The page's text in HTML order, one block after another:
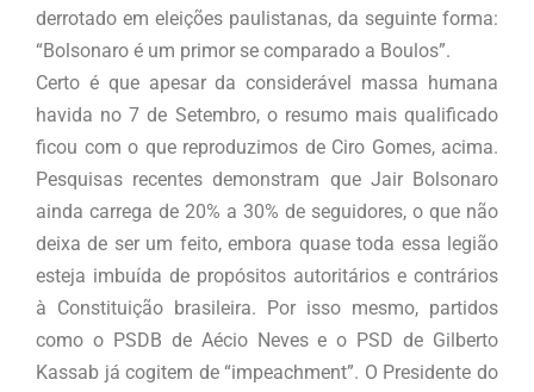
derrotado em eleições paulistanas, da seguinte forma:
“Bolsonaro é um primor se comparado a Boulos”.
Certo é que apesar da considerável massa humana
havida no 7 de Setembro, o resumo mais qualificado
ficou com o que reproduzimos de Ciro Gomes, acima.
Pesquisas recentes demonstram que Jair Bolsonaro
ainda carrega de 20% a 30% de seguidores, o que não
deixa de ser um feito, embora quase toda essa legião
esteja imbuída de propósitos autoritários e contrários
à Constituição brasileira. Por isso mesmo, partidos
como o PSDB de Aécio Neves e o PSD de Gilberto
Kassab já cogitem de “impeachment”. O Presidente do